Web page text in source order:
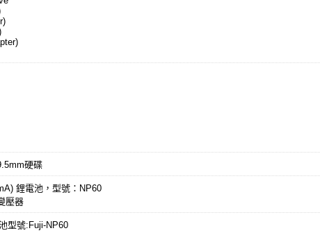
硬碟
鋰電池，型號：NP60
壓器
型號:Fuji-NP60